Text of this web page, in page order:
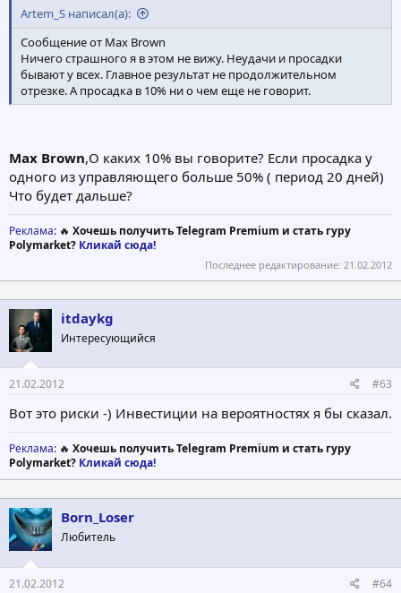
Artem_S написал(а):
Сообщение от Max Brown
Ничего страшного я в этом не вижу. Неудачи и просадки
бывают у всех. Главное результат не продолжительном
отрезке. А просадка в 10% ни о чем еще не говорит.
Max Brown,О каких 10% вы говорите? Если просадка у
одного из управляющего больше 50% ( период 20 дней)
Что будет дальше?
Реклама: 🔥 Хочешь получить Telegram Premium и стать гуру
Polymarket? Кликай сюда!
Последнее редактирование: 21.02.2012
itdaykg
Интересующийся
21.02.2012 #63
Вот это риски -) Инвестиции на вероятностях я бы сказал.
Реклама: 🔥 Хочешь получить Telegram Premium и стать гуру
Polymarket? Кликай сюда!
Born_Loser
Любитель
21.02.2012 #64